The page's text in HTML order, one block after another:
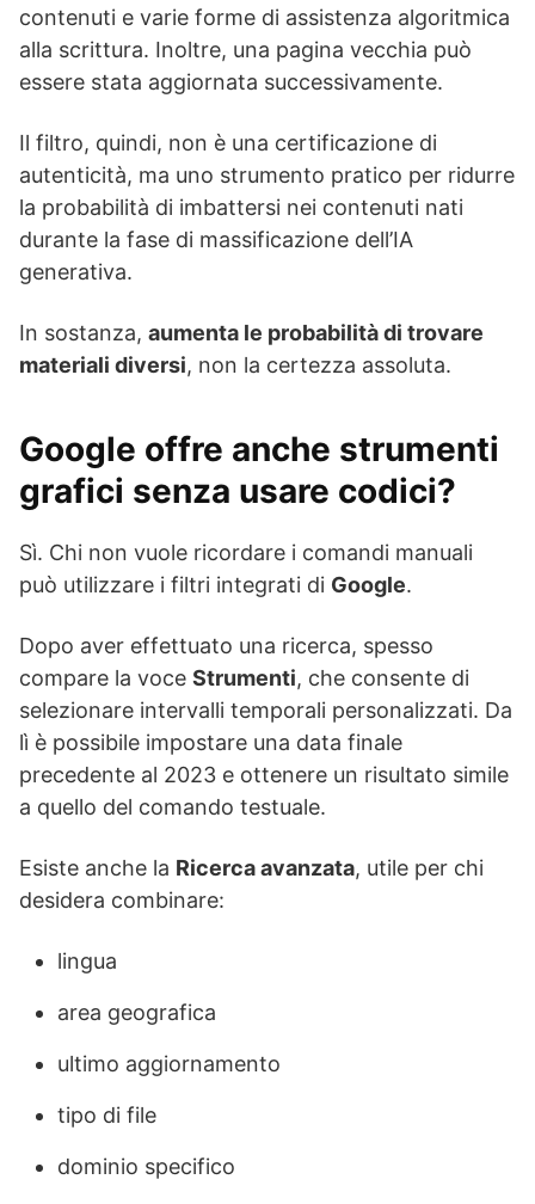
contenuti e varie forme di assistenza algoritmica
alla scrittura. Inoltre, una pagina vecchia può
essere stata aggiornata successivamente.
Il filtro, quindi, non è una certificazione di
autenticità, ma uno strumento pratico per ridurre
la probabilità di imbattersi nei contenuti nati
durante la fase di massificazione dell’IA
generativa.
In sostanza, aumenta le probabilità di trovare
materiali diversi, non la certezza assoluta.
Google offre anche strumenti
grafici senza usare codici?
Sì. Chi non vuole ricordare i comandi manuali
può utilizzare i filtri integrati di Google.
Dopo aver effettuato una ricerca, spesso
compare la voce Strumenti, che consente di
selezionare intervalli temporali personalizzati. Da
lì è possibile impostare una data finale
precedente al 2023 e ottenere un risultato simile
a quello del comando testuale.
Esiste anche la Ricerca avanzata, utile per chi
desidera combinare:
lingua
area geografica
ultimo aggiornamento
tipo di file
dominio specifico